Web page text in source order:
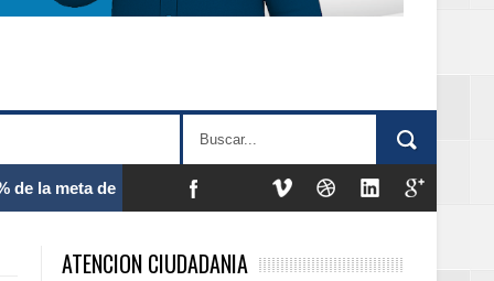
ATENCION CIUDADANIA